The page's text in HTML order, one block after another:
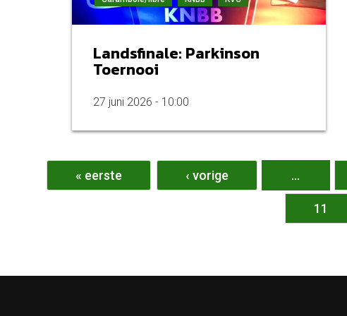
Landsfinale: Parkinson
Toernooi
27 juni 2026 - 10:00
« eerste ‹ vorige …
11